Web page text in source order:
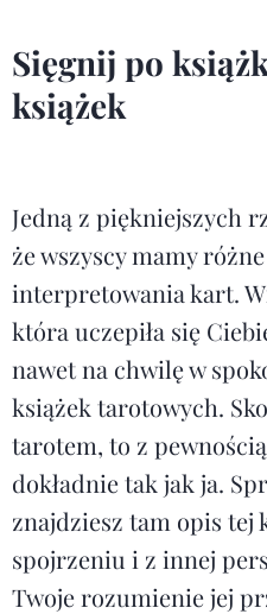
Sięgnij po
książek
Jedną z piękniejszych
że wszyscy mamy
interpretowania kart.
która uczepiła się
nawet na chwilę w
książek tarotowych.
tarotem, to z
dokładnie tak jak ja.
znajdziesz tam opis tej
spojrzeniu i z innej
Twoje rozumienie jej